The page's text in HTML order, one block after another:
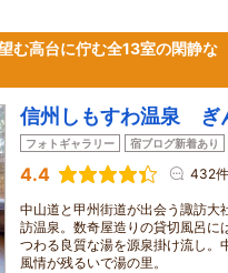
む高台に佇む全13室の閑静な
信州しもすわ温泉 ぎ
フォトギャラリー 宿ブログ新着あり
4.4 432件
中山道と甲州街道が出会う諏訪大
訪温泉。数奇屋造りの貸切風呂に
つわる良質な湯を源泉掛け流し。
風情が残るいで湯の里。